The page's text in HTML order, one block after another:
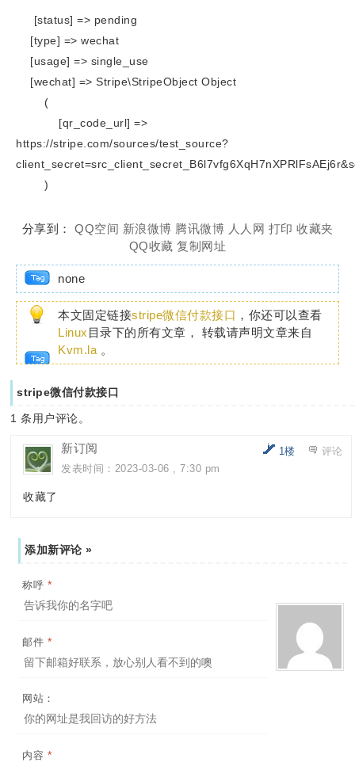
[status] => pending
[type] => wechat
[usage] => single_use
[wechat] => Stripe\StripeObject Object
(
[qr_code_url] =>
https://stripe.com/sources/test_source?
)
分享到： QQ空间 新浪微博 腾讯微博 人人网 打印 收藏夹
QQ收藏 复制网址
none
本文固定链接stripe微信付款接口 ，你还可以查看
Linux 目录下的所有文章， 转载请声明文章来自
Kvm.la 。
stripe微信付款接口
1 条用户评论。
新订阅
评论
发表时间：2023-03-06 , 7:30 pm
1楼
收藏了
添加新评论 »
称呼 *
邮件 *
网站：
内容 *